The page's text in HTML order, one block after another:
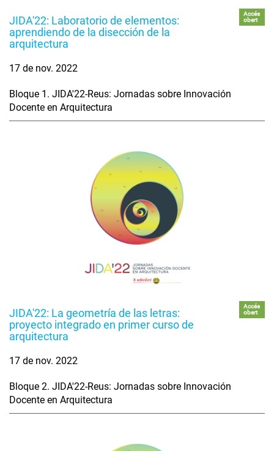
JIDA'22: Laboratorio de elementos:
aprendiendo de la disección de la
arquitectura
Accés
obert
17 de nov. 2022
Bloque 1. JIDA'22-Reus: Jornadas sobre Innovación
Docente en Arquitectura
JIDA'22: La geometría de las letras:
proyecto integrado en primer curso de
arquitectura
Accés
obert
17 de nov. 2022
Bloque 2. JIDA'22-Reus: Jornadas sobre Innovación
Docente en Arquitectura